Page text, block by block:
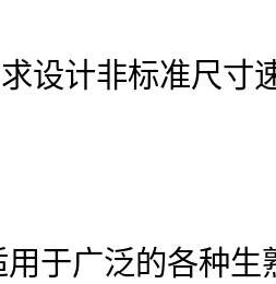
设计非标准尺寸
于广泛的各种生